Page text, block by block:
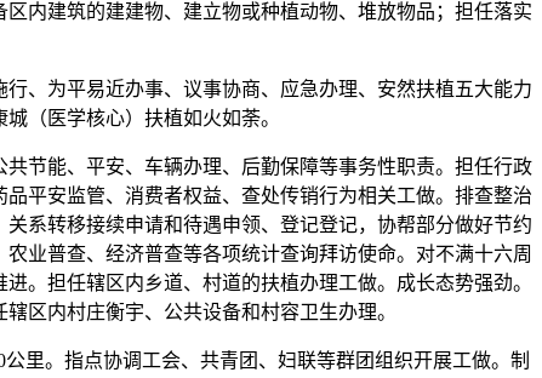
内建筑的建建物、建立物或种植动物、堆放物品；担任落实
、为平易近办事、议事协商、应急办理、安然扶植五大能力
（医学核心）扶植如火如荼。
节能、平安、车辆办理、后勤保障等事务性职责。担任行政
平安监管、消费者权益、查处传销行为相关工做。排查整治
系转移接续申请和待遇申领、登记登记，协帮部分做好节约
业普查、经济普查等各项统计查询拜访使命。对不满十六周
。担任辖区内乡道、村道的扶植办理工做。成长态势强劲。
区内村庄衡宇、公共设备和村容卫生办理。
里。指点协调工会、共青团、妇联等群团组织开展工做。制